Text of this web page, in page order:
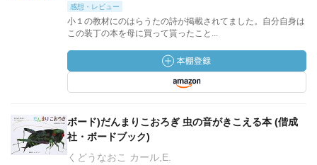
感想・レビュー
小１の教材にのはらうたの詩が掲載されてました。自分自身は
この装丁の本を母に買って貰ったこと...
ボード)だんまりこおろぎ 虫の音がきこえる本 (偕成
社・ボードブック)
くどうなおこ カール,E.